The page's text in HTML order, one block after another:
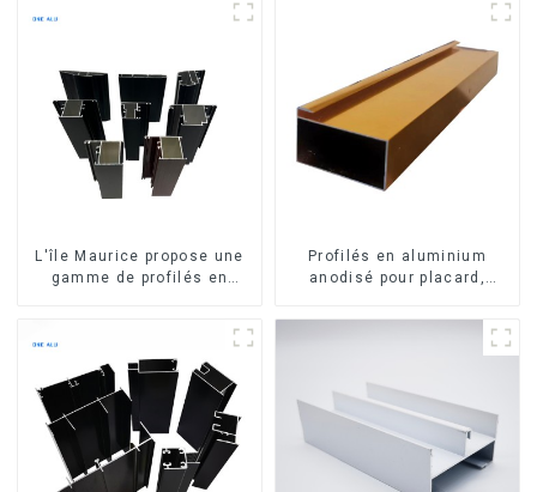
L'île Maurice propose une
gamme de profilés en
Profilés en aluminium
anodisé pour placard,
cuisine, poignée en verre